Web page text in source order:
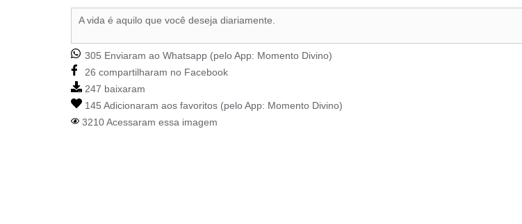
A vida é aquilo que você deseja diariamente.
305 Enviaram ao Whatsapp (pelo App: Momento Divino)
26 compartilharam no Facebook
247 baixaram
145 Adicionaram aos favoritos (pelo App: Momento Divino)
3210 Acessaram essa imagem